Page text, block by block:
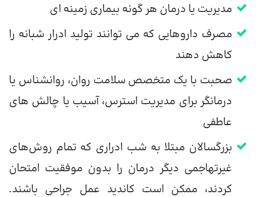
مدیریت یا درمان هر گونه بیماری زمینه ای
مصرف داروهایی که می توانند تولید ادرار شبانه را
کاهش دهند
صحبت با یک متخصص سلامت روان، روانشناس یا
درمانگر برای مدیریت استرس، آسیب یا چالش های
عاطفی
بزرگسالان مبتلا به شب ادراری که تمام روش‌های
غیرتهاجمی دیگر درمان را بدون موفقیت امتحان
کردند، ممکن است کاندید عمل جراحی باشند.